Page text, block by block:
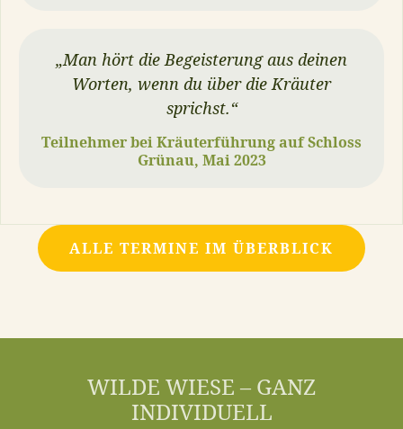
„Man hört die Begeisterung aus deinen
Worten, wenn du über die Kräuter
sprichst.“
Teilnehmer bei Kräuterführung auf Schloss
Grünau, Mai 2023
ALLE TERMINE IM ÜBERBLICK
WILDE WIESE – GANZ
INDIVIDUELL